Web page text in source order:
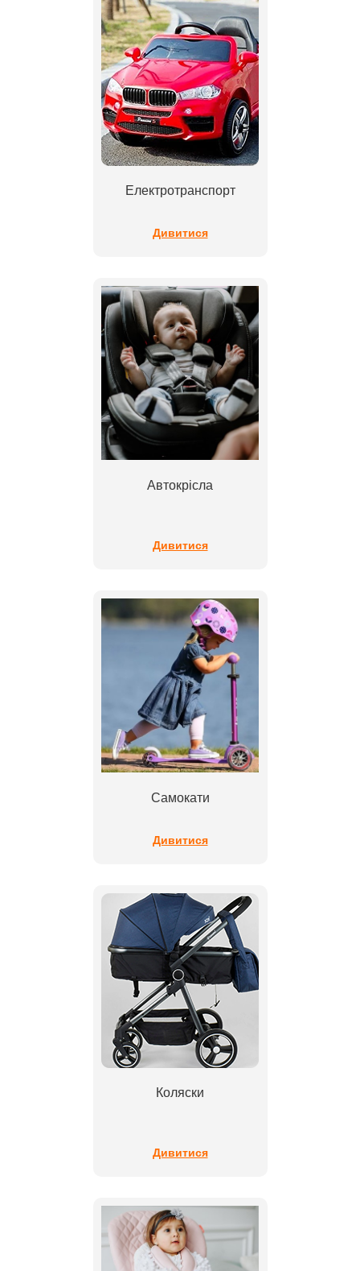
Електротранспорт
Дивитися
Автокрісла
Дивитися
Самокати
Дивитися
Коляски
Дивитися